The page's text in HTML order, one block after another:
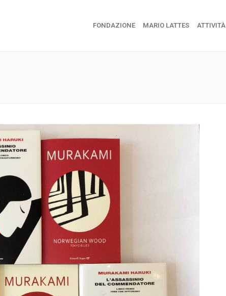
FONDAZIONE MARIO LATTES ATTIVITÀ